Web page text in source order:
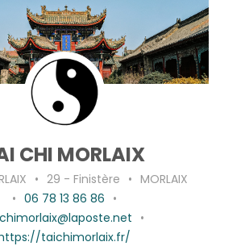
CHI MORLAIX
• 29 - Finistère • MORLAIX
• 06 78 13 86 86 •
•
taichimorlaix.fr/